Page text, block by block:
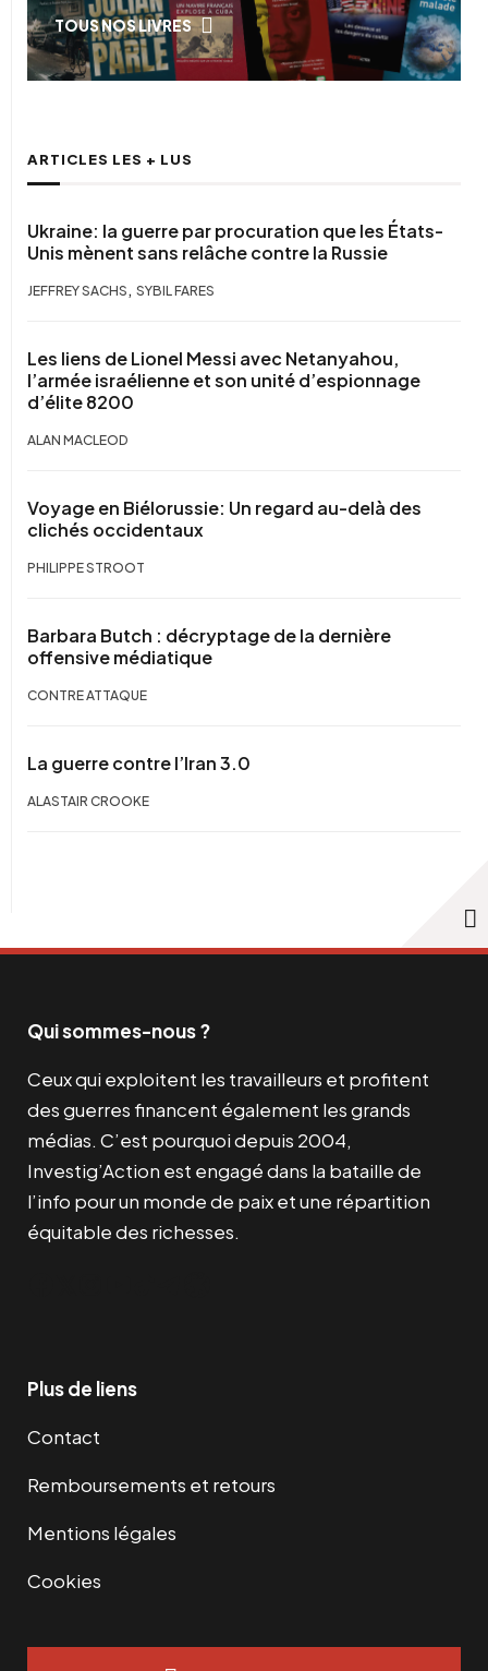
TOUS NOS LIVRES
ARTICLES LES + LUS
Ukraine: la guerre par procuration que les États-
Unis mènent sans relâche contre la Russie
JEFFREY SACHS , SYBIL FARES
Les liens de Lionel Messi avec Netanyahou,
l’armée israélienne et son unité d’espionnage
d’élite 8200
ALAN MACLEOD
Voyage en Biélorussie: Un regard au-delà des
clichés occidentaux
PHILIPPE STROOT
Barbara Butch : décryptage de la dernière
offensive médiatique
CONTRE ATTAQUE
La guerre contre l’Iran 3.0
ALASTAIR CROOKE
Qui sommes-nous ?
Ceux qui exploitent les travailleurs et profitent
des guerres financent également les grands
médias. C’est pourquoi depuis 2004,
Investig’Action est engagé dans la bataille de
l’info pour un monde de paix et une répartition
équitable des richesses.
Plus de liens
Contact
Remboursements et retours
Mentions légales
Cookies